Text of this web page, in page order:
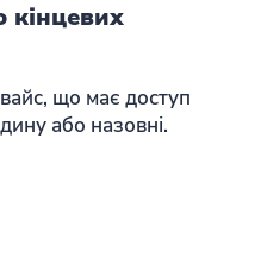
кінцевих
що має доступ
або назовні.